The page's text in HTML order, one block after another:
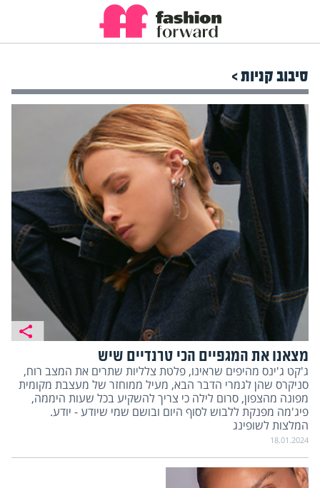
סיבוב קניות >
מצאנו את המגפיים הכי טרנדיים שיש
ג'קט ג'ינס מהיפים שראינו, פלטת צלליות שתרים את המצב רוח,
סניקרס שהן לגמרי הדבר הבא, מעיל ממוחזר של מעצבת מקומית
מפונה מהצפון, סרום לילה כי צריך להשקיע בכל שעות היממה,
פיג'מה מפנקת ללבוש לסוף היום ובושם שמי שיודע - יודע.
המלצות לשופינג
18.01.2024